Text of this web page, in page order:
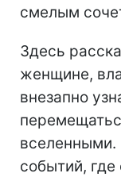
смелым
Здесь
женщине,
внезапно
вселенными.
событий,